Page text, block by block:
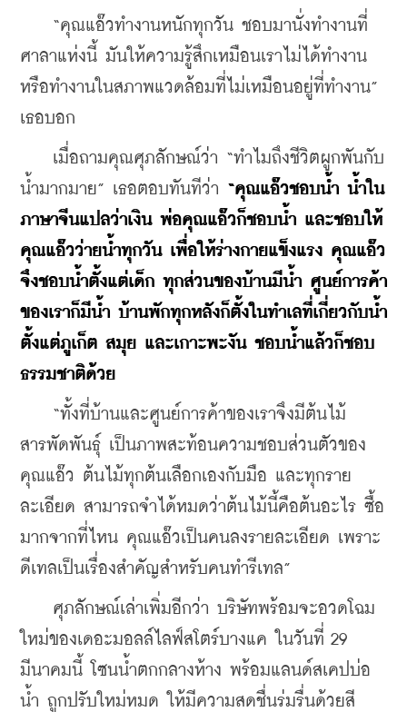
“คุณแอ๊วทำงานหนักทุกวัน ชอบมานั่งทำงานที่
ศาลาแห่งนี้ มันให้ความรู้สึกเหมือนเราไม่ได้ทำงาน
หรือทำงานในสภาพแวดล้อมที่ไม่เหมือนอยู่ที่ทำงาน”
เธอบอก
เมื่อถามคุณศุภลักษณ์ว่า “ทำไมถึงชีวิตผูกพันกับ
น้ำมากมาย” เธอตอบทันทีว่า “คุณแอ๊วชอบน้ำ น้ำใน
ภาษาจีนแปลว่าเงิน พ่อคุณแอ๊วก็ชอบน้ำ และชอบให้
คุณแอ๊วว่ายน้ำทุกวัน เพื่อให้ร่างกายแข็งแรง คุณแอ๊ว
จึงชอบน้ำตั้งแต่เด็ก ทุกส่วนของบ้านมีน้ำ ศูนย์การค้า
ของเราก็มีน้ำ บ้านพักทุกหลังก็ตั้งในทำเลที่เกี่ยวกับน้ำ
ตั้งแต่ภูเก็ต สมุย และเกาะพะงัน ชอบน้ำแล้วก็ชอบ
ธรรมชาติด้วย
“ทั้งที่บ้านและศูนย์การค้าของเราจึงมีต้นไม้
สารพัดพันธุ์ เป็นภาพสะท้อนความชอบส่วนตัวของ
คุณแอ๊ว ต้นไม้ทุกต้นเลือกเองกับมือ และทุกราย
ละเอียด สามารถจำได้หมดว่าต้นไม้นี้คือต้นอะไร ซื้อ
มากจากที่ไหน คุณแอ๊วเป็นคนลงรายละเอียด เพราะ
ดีเทลเป็นเรื่องสำคัญสำหรับคนทำรีเทล”
ศุภลักษณ์เล่าเพิ่มอีกว่า บริษัทพร้อมจะอวดโฉม
ใหม่ของเดอะมอลล์ไลฟ์สโตร์บางแค ในวันที่ 29
มีนาคมนี้ โซนน้ำตกกลางห้าง พร้อมแลนด์สเคปบ่อ
น้ำ ถูกปรับใหม่หมด ให้มีความสดชื่นร่มรื่นด้วยสี